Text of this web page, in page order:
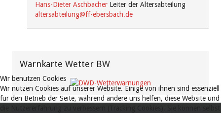
Hans-Dieter Aschbacher Leiter der Altersabteilung
altersabteilung@ff-ebersbach.de
Warnkarte Wetter BW
Wir benutzen Cookies
Wir nutzen Cookies auf unserer Website. Einige von ihnen sind essenziell
für den Betrieb der Seite, während andere uns helfen, diese Website und